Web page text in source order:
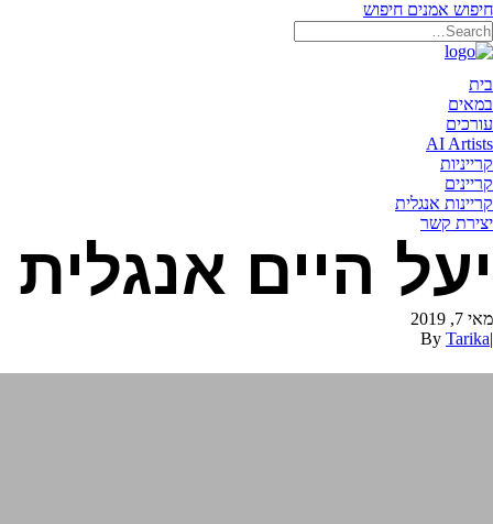
חיפוש אמנים חיפוש
בית
במאים
עורכים
AI Artists
קרייניות
קריינים
קריינות אנגלית
יצירת קשר
יעל היים אנגלית
מאי 7, 2019
|
By Tarika